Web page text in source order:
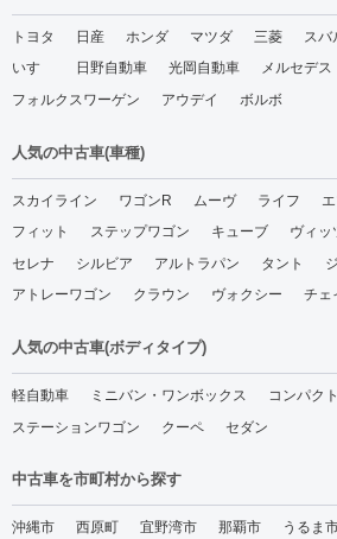
トヨタ 日産 ホンダ マツダ 三菱 スバ
いすゞ
日野自動車 光岡自動車 メルセデス
フォルクスワーゲン
アウデイ ボルボ
人気の中古車(車種)
スカイライン ワゴンR ムーヴ ライフ
フィット
ステップワゴン キューブ ヴィッ
セレナ
シルビア アルトラパン タント
アトレーワゴン
クラウン ヴォクシー チェ
人気の中古車(ボディタイプ)
軽自動車 ミニバン・ワンボックス コンパクト
ステーションワゴン
クーペ セダン
中古車を市町村から探す
沖縄市 西原町 宜野湾市 那覇市 うるま